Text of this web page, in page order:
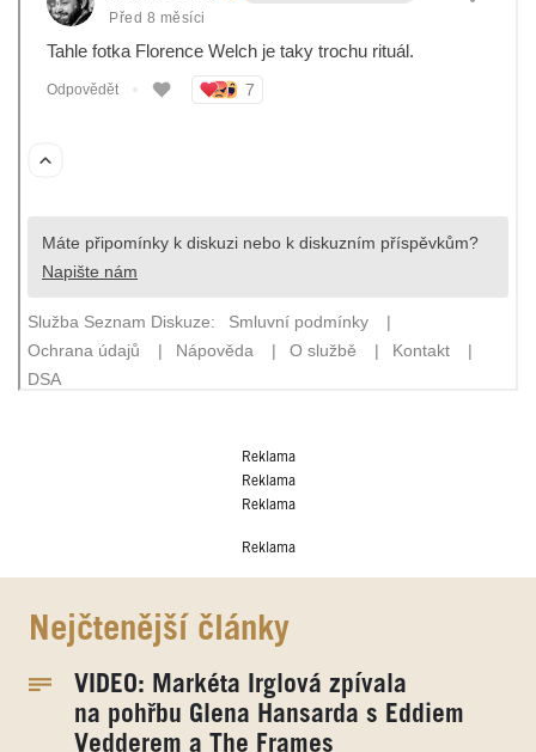
Reklama
Reklama
Reklama
Reklama
Nejčtenější články
VIDEO: Markéta Irglová zpívala
na pohřbu Glena Hansarda s Eddiem
Vedderem a The Frames